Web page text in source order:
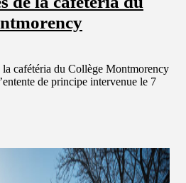
la cafétéria du Collège Montmorency
de principe intervenue le 7